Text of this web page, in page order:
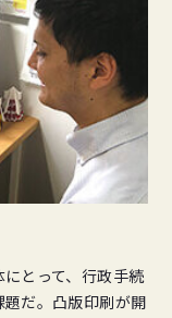
とって、行政手続
だ。凸版印刷が開